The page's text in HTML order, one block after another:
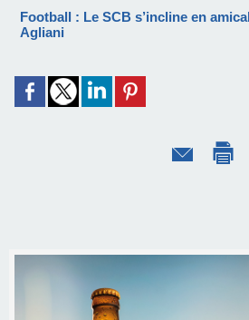
Football : Le SCB s’incline en
Agliani